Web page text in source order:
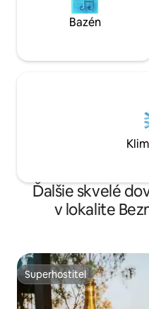
Bazén
Ďalšie skvelé
v lokalite
Superhostiteľ
Superhostiteľ